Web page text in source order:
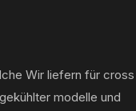
Wir liefern für cross
modelle und